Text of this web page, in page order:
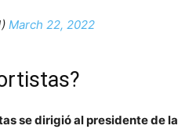
March 22, 2022
se dirigió al presidente de la